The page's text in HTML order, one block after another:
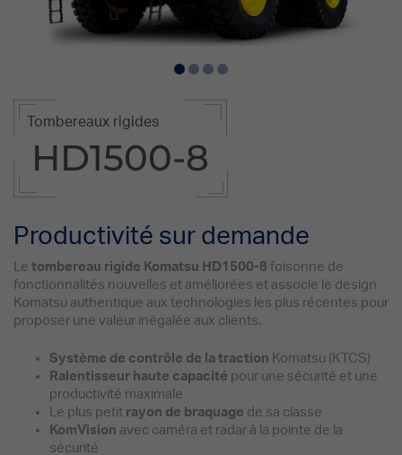
Tombereaux rigides
HD1500-8
Productivité sur demande
Le tombereau rigide Komatsu HD1500-8 foisonne de
fonctionnalités nouvelles et améliorées et associe le design
Komatsu authentique aux technologies les plus récentes pour
proposer une valeur inégalée aux clients.
Système de contrôle de la traction Komatsu (KTCS)
Ralentisseur haute capacité pour une sécurité et une
productivité maximale
Le plus petit rayon de braquage de sa classe
KomVision avec caméra et radar à la pointe de la
sécurité